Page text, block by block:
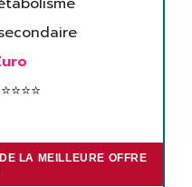
LA MEILLEURE OFFRE